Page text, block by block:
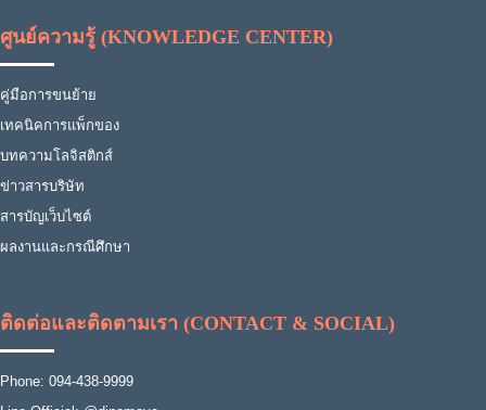
ศูนย์ความรู้ (KNOWLEDGE CENTER)
คู่มือการขนย้าย
เทคนิคการแพ็กของ
บทความโลจิสติกส์
ข่าวสารบริษัท
สารบัญเว็บไซต์
ผลงานและกรณีศึกษา
ติดต่อและติดตามเรา (CONTACT & SOCIAL)
Phone: 094-438-9999